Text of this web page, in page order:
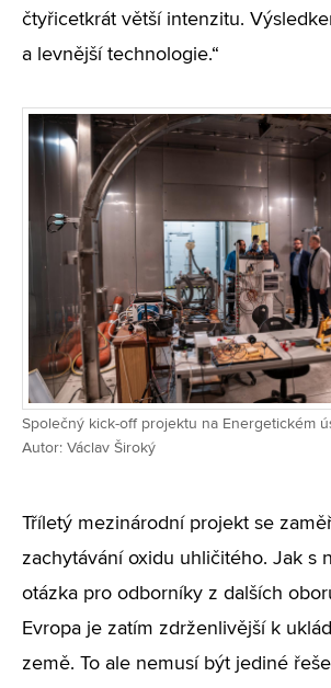
čtyřicetkrát větší intenzitu.
a levnější technologie.“
Společný kick-off projektu na Energetickém
Autor: Václav Široký
Tříletý mezinárodní projekt se
zachytávání oxidu uhličitého. Jak s
otázka pro odborníky z dalších
Evropa je zatím zdrženlivější k
země. To ale nemusí být jediné